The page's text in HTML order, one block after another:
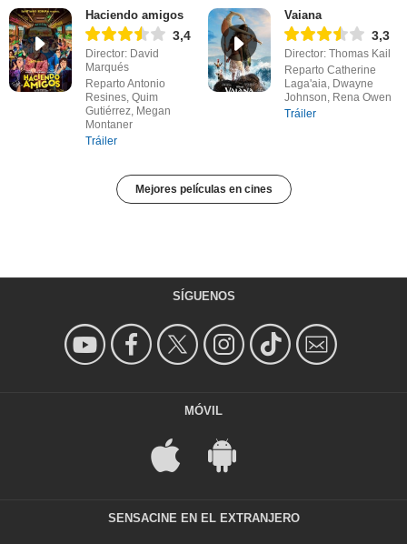
Haciendo amigos
3,4
Director: David
Marqués
Reparto Antonio
Resines, Quim
Gutiérrez, Megan
Montaner
Tráiler
Vaiana
3,3
Director: Thomas Kail
Reparto Catherine
Laga'aia, Dwayne
Johnson, Rena Owen
Tráiler
Mejores películas en cines
SÍGUENOS
MÓVIL
SENSACINE EN EL EXTRANJERO